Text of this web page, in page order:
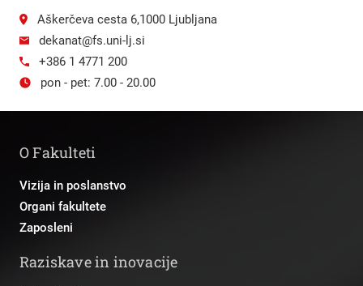
Aškerčeva cesta 6,1000 Ljubljana
dekanat@fs.uni-lj.si
+386 1 4771 200
pon - pet: 7.00 - 20.00
O Fakulteti
Vizija in poslanstvo
Organi fakultete
Zaposleni
Raziskave in inovacije